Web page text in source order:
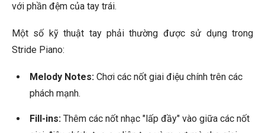
với phần đệm của tay trái.
Một số kỹ thuật tay phải thường được sử dụng trong
Stride Piano:
Melody Notes: Chơi các nốt giai điệu chính trên các
phách mạnh.
Fill-ins: Thêm các nốt nhạc "lấp đầy" vào giữa các nốt